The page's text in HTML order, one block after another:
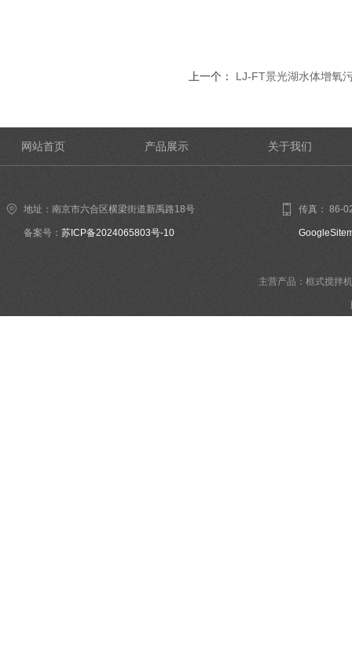
上一个： LJ-FT景光湖水体增氧
网站首页 产品展示 关于我们
地址：南京市六合区横梁街道新禹路18号
备案号： 苏ICP备2024065803号-10
传真： 86-
主营产品：框式搅拌